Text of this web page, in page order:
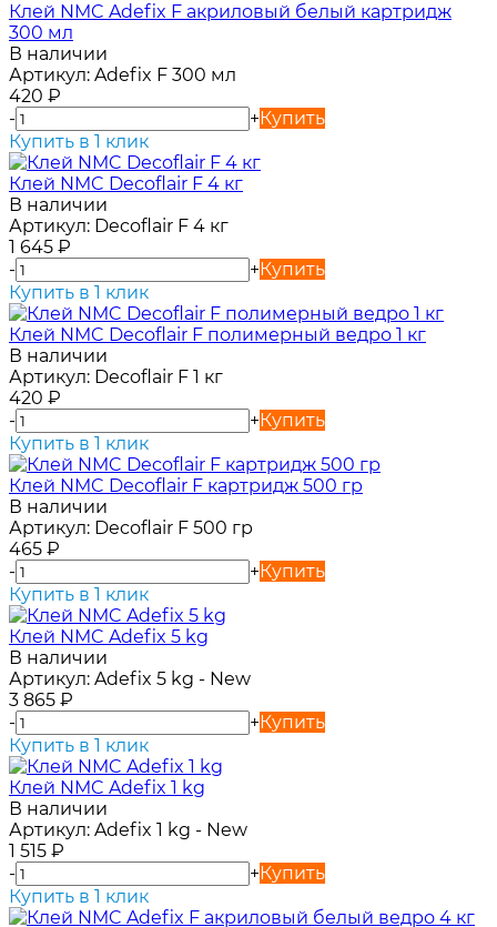
Клей NMC Adefix F акриловый белый картридж
300 мл
В наличии
Артикул: Adefix F 300 мл
420 ₽
-
+Купить
Купить в 1 клик
Клей NMC Decoflair F 4 кг
В наличии
Артикул: Decoflair F 4 кг
1 645 ₽
-
+Купить
Купить в 1 клик
Клей NMC Decoflair F полимерный ведро 1 кг
В наличии
Артикул: Decoflair F 1 кг
420 ₽
-
+Купить
Купить в 1 клик
Клей NMC Decoflair F картридж 500 гр
В наличии
Артикул: Decoflair F 500 гр
465 ₽
-
+Купить
Купить в 1 клик
Клей NMC Adefix 5 kg
В наличии
Артикул: Adefix 5 kg - New
3 865 ₽
-
+Купить
Купить в 1 клик
Клей NMC Adefix 1 kg
В наличии
Артикул: Adefix 1 kg - New
1 515 ₽
-
+Купить
Купить в 1 клик